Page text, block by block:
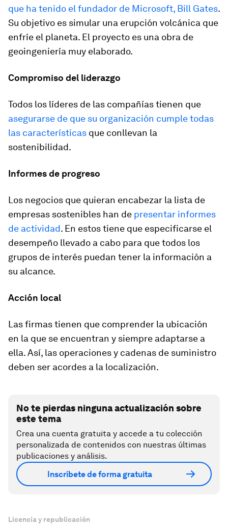
que ha tenido el fundador de Microsoft, Bill Gates.
Su objetivo es simular una erupción volcánica que
enfríe el planeta. El proyecto es una obra de
geoingeniería muy elaborado.
Compromiso del liderazgo
Todos los líderes de las compañías tienen que
asegurarse de que su organización cumple todas
las características que conllevan la
sostenibilidad.
Informes de progreso
Los negocios que quieran encabezar la lista de
empresas sostenibles han de presentar informes
de actividad. En estos tiene que especificarse el
desempeño llevado a cabo para que todos los
grupos de interés puedan tener la información a
su alcance.
Acción local
Las firmas tienen que comprender la ubicación
en la que se encuentran y siempre adaptarse a
ella. Así, las operaciones y cadenas de suministro
deben ser acordes a la localización.
No te pierdas ninguna actualización sobre
este tema
Crea una cuenta gratuita y accede a tu colección
personalizada de contenidos con nuestras últimas
publicaciones y análisis.
Inscríbete de forma gratuita
Licencia y republicación